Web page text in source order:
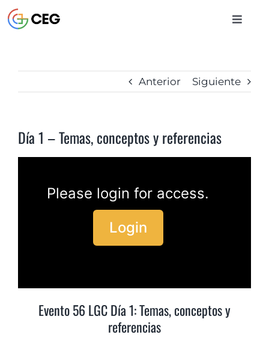
al
contenido
Toggle
BIBLIOTECA
CONTACTO
Anterior Siguiente
Día 1 – Temas, conceptos y referencias
Please login for access.
Login
Evento 56 LGC Día 1: Temas, conceptos y
referencias